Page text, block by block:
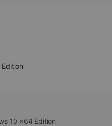
10 x64 Edition